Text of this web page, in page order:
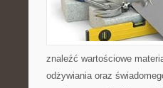
znaleźć wartościowe
odżywiania oraz